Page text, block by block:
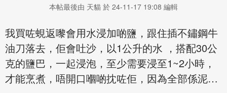
本帖最後由 天貓 於 24-11-17 19:08 編輯
我買咗蜆返嚟會用水浸加啲鹽，跟住插不鏽鋼牛
油刀落去，佢會吐沙，以1公升的水 ，搭配30公
克的鹽巴，一起浸泡，至少需要浸至1~2小時，
才能烹煮，唔開口嗰啲抌咗佢，因為全部係泥…